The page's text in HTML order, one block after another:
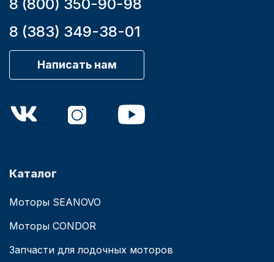
8 (800) 350-90-98
8 (383) 349-38-01
Написать нам
Каталог
Моторы SEANOVO
Моторы CONDOR
Запчасти для лодочных моторов